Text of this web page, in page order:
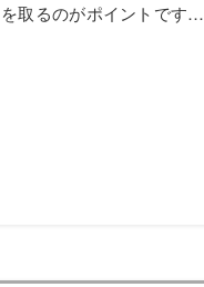
を取るのがポイントです…